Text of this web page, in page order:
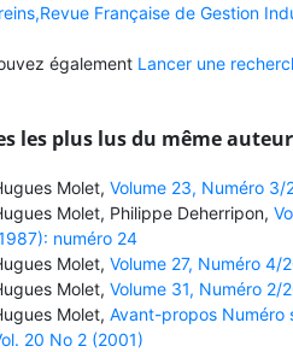
Française de Gestion
également Lancer une
les plus lus du même
Molet, Volume 23, Numéro
Molet, Philippe Deherripon,
numéro 24
Molet, Volume 27, Numéro 4/
Molet, Volume 31, Numéro 2/
Molet, Avant-propos Numéro
20 No 2 (2001)